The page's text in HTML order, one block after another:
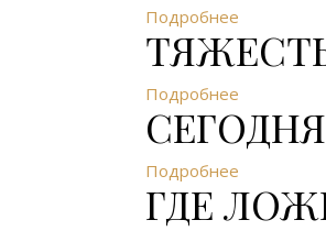
Подробнее
Подробнее
Подробнее
ГДЕ